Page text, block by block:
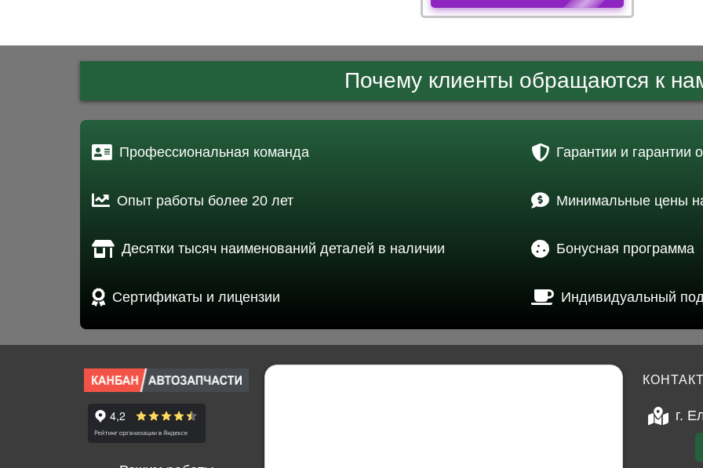
Почему клиенты обращаются к
Профессиональная команда
Опыт работы более 20 лет
Десятки тысяч наименований деталей в наличии
Сертификаты и лицензии
Гарантии и гарантии
Минимальные цены
Бонусная программа
Индивидуальный
г.